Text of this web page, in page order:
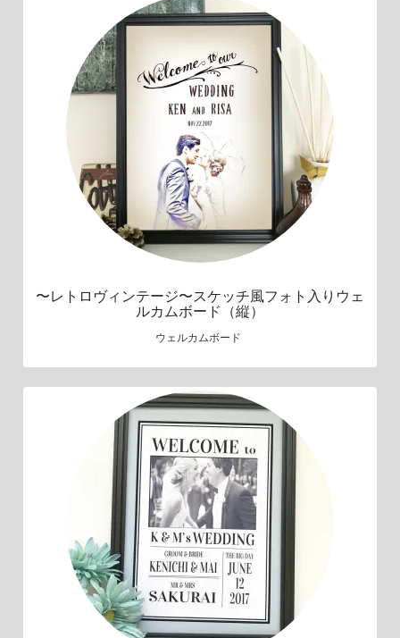
〜レトロヴィンテージ〜スケッチ風フォト入りウェ
ルカムボード（縦）
ウェルカムボード